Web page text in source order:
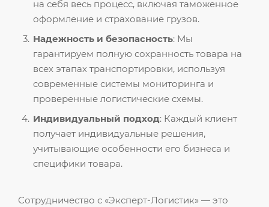
на себя весь процесс, включая таможенное
оформление и страхование грузов.
Надежность и безопасность: Мы
гарантируем полную сохранность товара на
всех этапах транспортировки, используя
современные системы мониторинга и
проверенные логистические схемы.
Индивидуальный подход: Каждый клиент
получает индивидуальные решения,
учитывающие особенности его бизнеса и
специфики товара.
Сотрудничество с «Эксперт-Логистик» — это